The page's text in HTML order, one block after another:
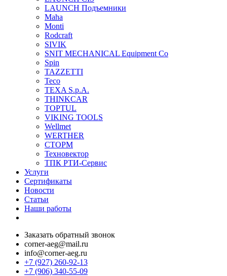
LAUNCH Подъемники
Maha
Monti
Rodcraft
SIVIK
SNIT MECHANICAL Equipment Co
Spin
TAZZETTI
Teco
TEXA S.p.A.
THINKCAR
TOPTUL
VIKING TOOLS
Wellmet
WERTHER
СТОРМ
Техновектор
ТПК РТИ-Сервис
Услуги
Сертификаты
Новости
Статьи
Наши работы
Заказать обратный звонок
corner-aeg@mail.ru
info@corner-aeg.ru
+7 (927) 260-92-13
+7 (906) 340-55-09